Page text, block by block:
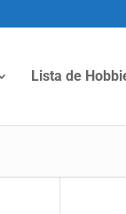
Lista de